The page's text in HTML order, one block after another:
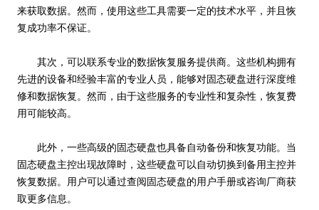
来获取数据。然而，使用这些工具需要一定的技术水平，并且恢
复成功率不保证。
其次，可以联系专业的数据恢复服务提供商。这些机构拥有
先进的设备和经验丰富的专业人员，能够对固态硬盘进行深度维
修和数据恢复。然而，由于这些服务的专业性和复杂性，恢复费
用可能较高。
此外，一些高级的固态硬盘也具备自动备份和恢复功能。当
固态硬盘主控出现故障时，这些硬盘可以自动切换到备用主控并
恢复数据。用户可以通过查阅固态硬盘的用户手册或咨询厂商获
取更多信息。